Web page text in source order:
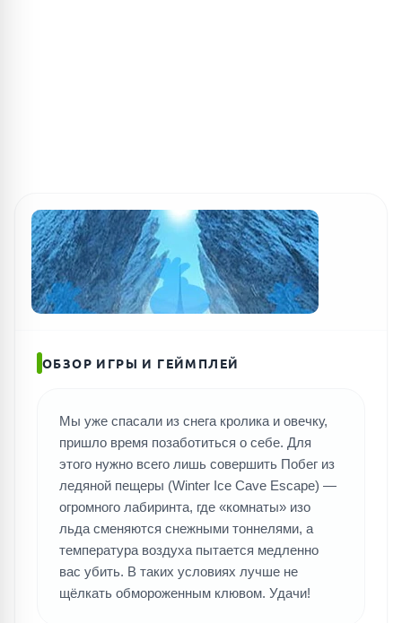
ОБЗОР ИГРЫ И ГЕЙМПЛЕЙ
Мы уже спасали из снега кролика и овечку,
пришло время позаботиться о себе. Для
этого нужно всего лишь совершить Побег из
ледяной пещеры (Winter Ice Cave Escape) —
огромного лабиринта, где «комнаты» изо
льда сменяются снежными тоннелями, а
температура воздуха пытается медленно
вас убить. В таких условиях лучше не
щёлкать обмороженным клювом. Удачи!